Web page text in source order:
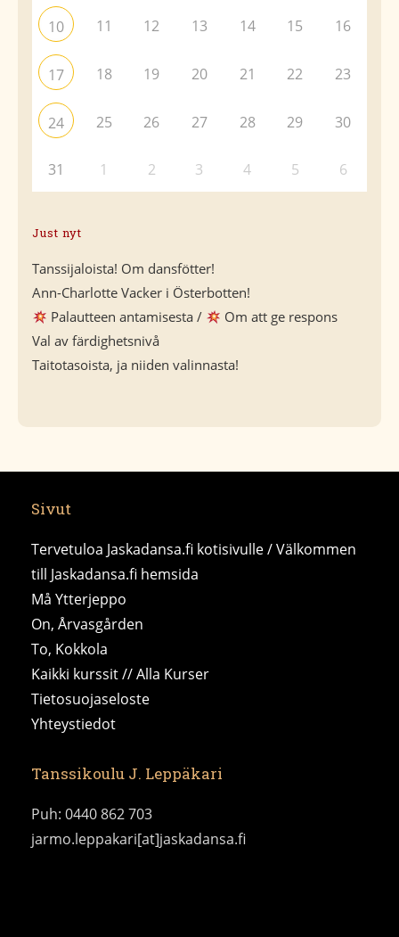
10 11 12 13 14 15 16
17 18 19 20 21 22 23
24 25 26 27 28 29 30
31 1 2 3 4 5 6
Just nyt
Tanssijaloista! Om dansfötter!
Ann-Charlotte Vacker i Österbotten!
Palautteen antamisesta /
Om att ge respons
Val av färdighetsnivå
Taitotasoista, ja niiden valinnasta!
Sivut
Tervetuloa Jaskadansa.fi kotisivulle / Välkommen
till Jaskadansa.fi hemsida
Må Ytterjeppo
On, Årvasgården
To, Kokkola
Kaikki kurssit // Alla Kurser
Tietosuojaseloste
Yhteystiedot
Tanssikoulu J. Leppäkari
Puh: 0440 862 703
jarmo.leppakari[at]jaskadansa.fi